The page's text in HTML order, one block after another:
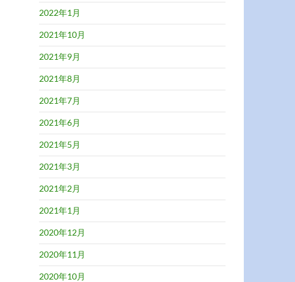
2022年1月
2021年10月
2021年9月
2021年8月
2021年7月
2021年6月
2021年5月
2021年3月
2021年2月
2021年1月
2020年12月
2020年11月
2020年10月